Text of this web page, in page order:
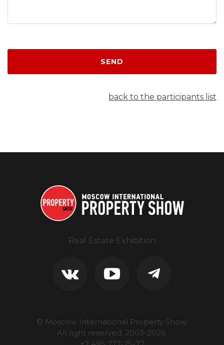
SEND
back to the participants list
Real Estate Exhibition
© Moscow International Property Show.
All right reserved, 2003-2026.